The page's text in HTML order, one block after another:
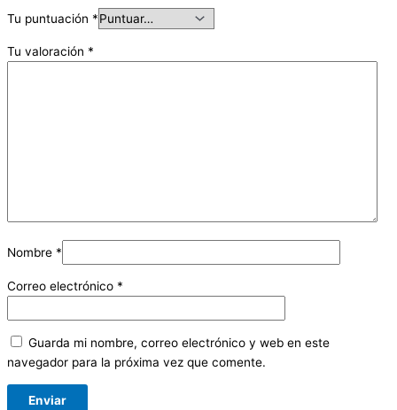
Tu puntuación *
Tu valoración *
Nombre *
Correo electrónico *
Guarda mi nombre, correo electrónico y web en este
navegador para la próxima vez que comente.